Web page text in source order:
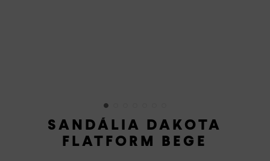
SANDÁLIA DAKOTA
FLATFORM BEGE